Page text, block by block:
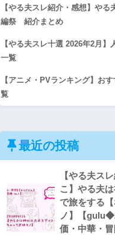
【やる夫スレ紹介・感想】や
編祭 紹介まとめ
【やる夫スレ十選 2026年2月
一覧
【アニメ・PVランキング】お
覧
最近の投稿
【やる夫ス
こ】やる夫
で旅をする
ノ】【
価・中華・冒